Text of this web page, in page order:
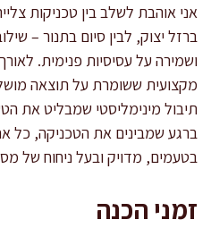
אני אוהבת לשלב בין טכניקות
ברזל יצוק, לבין סיום בתנור –
ושמירה על עסיסיות פנימית.
מקצועית ששומרת על תוצאה
תיבול מינימליסטי שמבליט את
ברגע שמבינים את הטכניקה, כל
בטעמים, מדויק ובעל ניחוח של
זמני הכנה